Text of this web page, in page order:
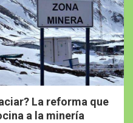
La reforma que
a la minería